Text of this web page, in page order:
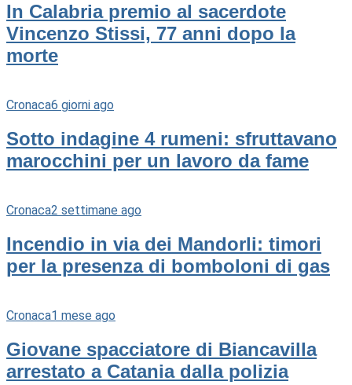
In Calabria premio al sacerdote
Vincenzo Stissi, 77 anni dopo la
morte
Cronaca6 giorni ago
Sotto indagine 4 rumeni: sfruttavano
marocchini per un lavoro da fame
Cronaca2 settimane ago
Incendio in via dei Mandorli: timori
per la presenza di bomboloni di gas
Cronaca1 mese ago
Giovane spacciatore di Biancavilla
arrestato a Catania dalla polizia